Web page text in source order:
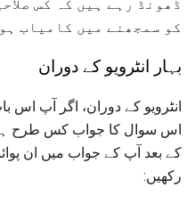
ڈھونڈ رہے ہیں کہ کس
کو سمجھنے میں کامیاب
بہار انٹرویو کے دوران
انٹرویو کے دوران، اگر آپ اس
اس سوال کا جواب کس طرح
کے بعد آپ کے جواب میں ان
رکھیں: